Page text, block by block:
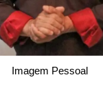
Imagem Pessoal